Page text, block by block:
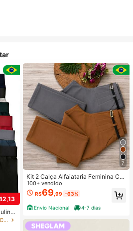
d
em Esportivo Calções de banho masculinos
7
Kit 2 Calça Alfaiataria Feminina Co
m Cinto
100+ vendido
R$69 ,99 -63%
Envio Nacional 4-7 dias